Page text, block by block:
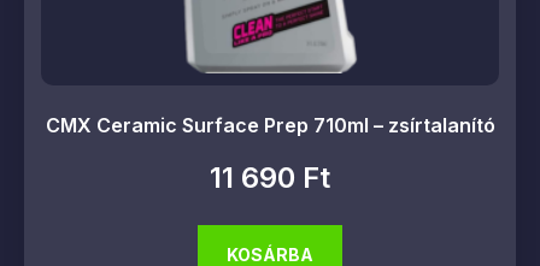
CMX Ceramic Surface Prep 710ml – zsírtalanító
11 690 Ft
KOSÁRBA